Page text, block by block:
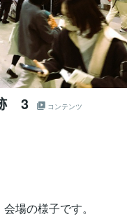
3 コンテンツ
場の様子です。